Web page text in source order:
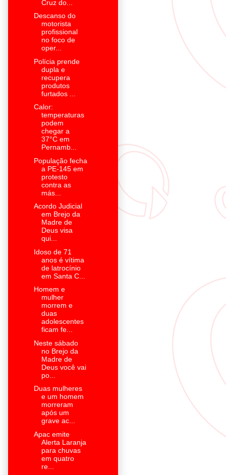
Cruz do...
Descanso do
motorista
profissional
no foco de
oper...
Polícia prende
dupla e
recupera
produtos
furtados ...
Calor:
temperaturas
podem
chegar a
37°C em
Pernamb...
População fecha
a PE-145 em
protesto
contra as
más...
Acordo Judicial
em Brejo da
Madre de
Deus visa
qui...
Idoso de 71
anos é vítima
de latrocínio
em Santa C...
Homem e
mulher
morrem e
duas
adolescentes
ficam fe...
Neste sábado
no Brejo da
Madre de
Deus você vai
po...
Duas mulheres
e um homem
morreram
após um
grave ac...
Apac emite
Alerta Laranja
para chuvas
em quatro
re...